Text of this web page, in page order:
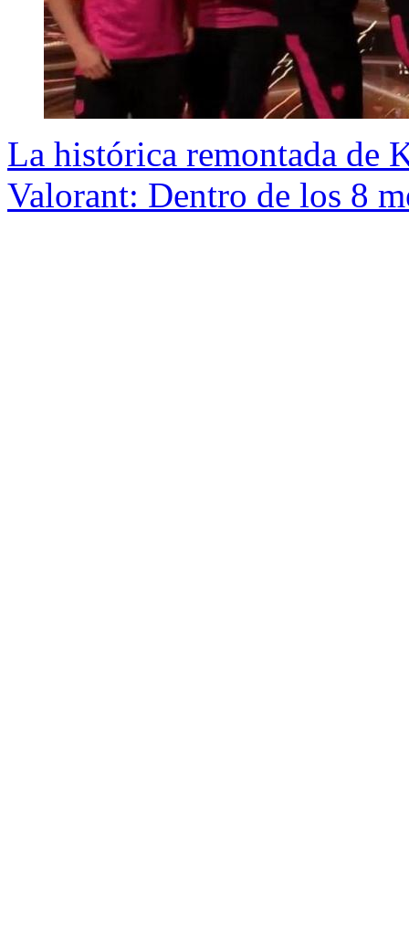
La histórica remontada de
Valorant: Dentro de los 8